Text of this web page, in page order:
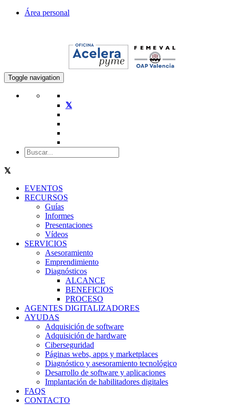
Área personal
Toggle navigation
EVENTOS
RECURSOS
Guías
Informes
Presentaciones
Vídeos
SERVICIOS
Asesoramiento
Emprendimiento
Diagnósticos
ALCANCE
BENEFICIOS
PROCESO
AGENTES DIGITALIZADORES
AYUDAS
Adquisición de software
Adquisición de hardware
Ciberseguridad
Páginas webs, apps y marketplaces
Diagnóstico y asesoramiento tecnológico
Desarrollo de software y aplicaciones
Implantación de habilitadores digitales
FAQS
CONTACTO